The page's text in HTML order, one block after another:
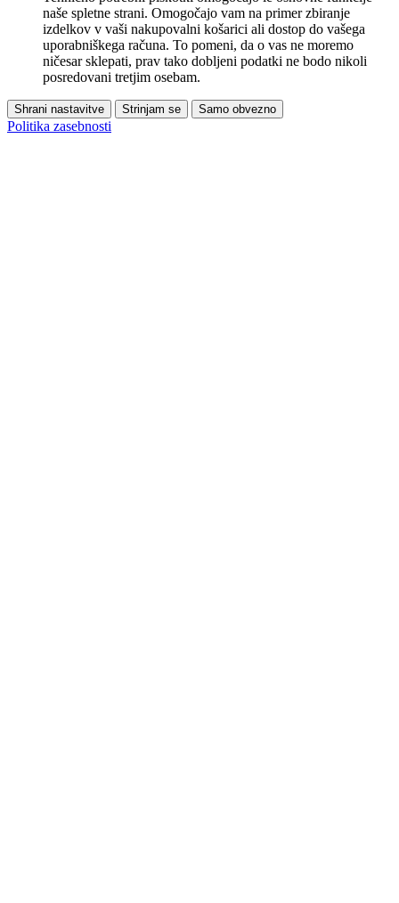
naše spletne strani. Omogočajo vam na primer zbiranje
izdelkov v vaši nakupovalni košarici ali dostop do vašega
uporabniškega računa. To pomeni, da o vas ne moremo
ničesar sklepati, prav tako dobljeni podatki ne bodo nikoli
posredovani tretjim osebam.
Shrani nastavitve Strinjam se Samo obvezno
Politika zasebnosti